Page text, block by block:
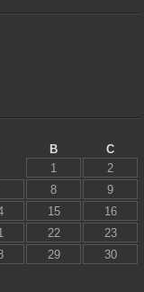
B
C
1
2
8
9
15
16
22
23
29
30